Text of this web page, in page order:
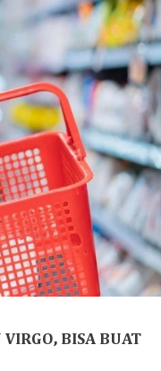
BISA BUAT